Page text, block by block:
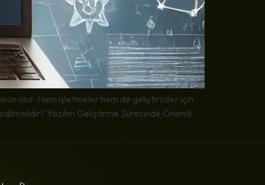
olur. Hem işletmeler hem de geliştiriciler için
Yazılım Geliştirme Sürecinde Önemli